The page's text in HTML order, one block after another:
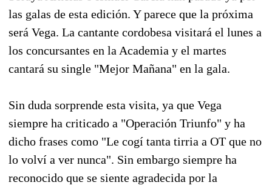
las galas de esta edición. Y parece que la próxima
será Vega. La cantante cordobesa visitará el lunes a
los concursantes en la Academia y el martes
cantará su single "Mejor Mañana" en la gala.
Sin duda sorprende esta visita, ya que Vega
siempre ha criticado a "Operación Triunfo" y ha
dicho frases como "Le cogí tanta tirria a OT que no
lo volví a ver nunca". Sin embargo siempre ha
reconocido que se siente agradecida por la